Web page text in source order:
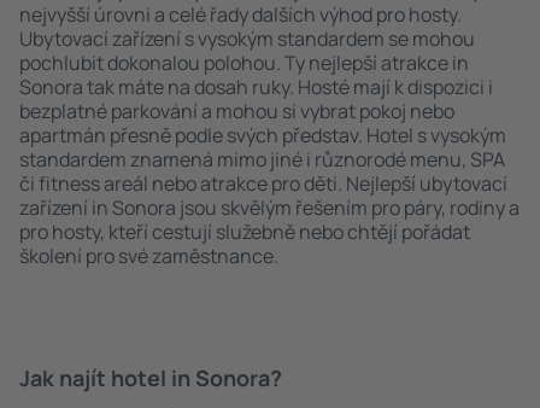
nejvyšší úrovni a celé řady dalších výhod pro hosty.
Ubytovací zařízení s vysokým standardem se mohou
pochlubit dokonalou polohou. Ty nejlepší atrakce in
Sonora tak máte na dosah ruky. Hosté mají k dispozici i
bezplatné parkování a mohou si vybrat pokoj nebo
apartmán přesně podle svých představ. Hotel s vysokým
standardem znamená mimo jiné i různorodé menu, SPA
či fitness areál nebo atrakce pro děti. Nejlepší ubytovací
zařízení in Sonora jsou skvělým řešením pro páry, rodiny a
pro hosty, kteří cestují služebně nebo chtějí pořádat
školení pro své zaměstnance.
Jak najít hotel in Sonora?